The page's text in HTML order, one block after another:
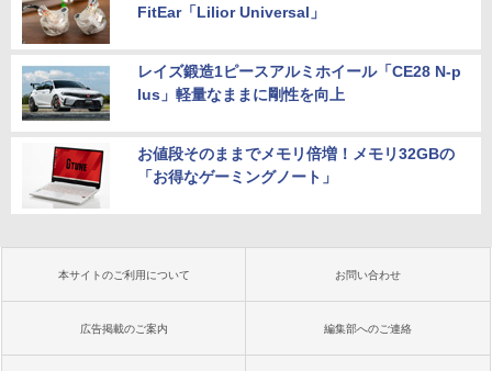
FitEar「Lilior Universal」
レイズ鍛造1ピースアルミホイール「CE28 N-p
lus」軽量なままに剛性を向上
お値段そのままでメモリ倍増！メモリ32GBの
「お得なゲーミングノート」
本サイトのご利用について お問い合わせ
広告掲載のご案内 編集部へのご連絡